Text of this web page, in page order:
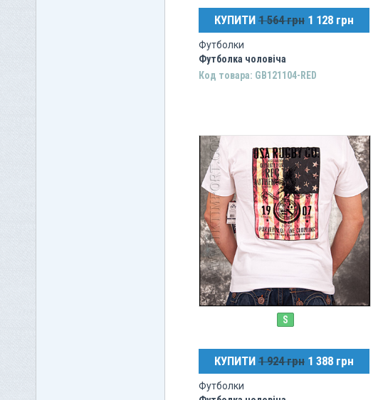
КУПИТИ 1 564 грн 1 128 грн
Футболки
Футболка чоловіча
Код товара: GB121104-RED
S
КУПИТИ 1 924 грн 1 388 грн
Футболки